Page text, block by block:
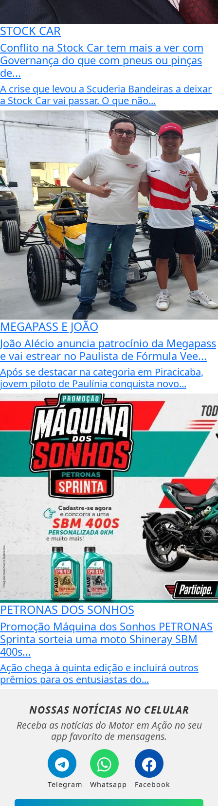
STOCK CAR
Conflito na Stock Car tem mais a ver com
Governança do que com pneus ou pinças
de...
A crise que levou a Scuderia Bandeiras a deixar
a Stock Car vai passar. O que não...
MEGAPASS E JOÃO
João Alécio anuncia patrocínio da Megapass
e vai estrear no Paulista de Fórmula Vee...
Após se destacar na categoria em Piracicaba,
jovem piloto de Paulínia conquista novo...
PETRONAS DOS SONHOS
Promoção Máquina dos Sonhos PETRONAS
Sprinta sorteia uma moto Shineray SBM
400s...
Ação chega à quinta edição e incluirá outros
prêmios para os entusiastas do...
NOSSAS NOTÍCIAS NO CELULAR
Receba as notícias do Motor em Ação no seu
app favorito de mensagens.
Telegram Whatsapp Facebook